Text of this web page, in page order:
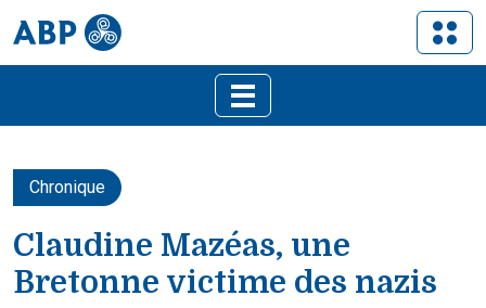
Chronique
Claudine Mazéas, une
Bretonne victime des nazis